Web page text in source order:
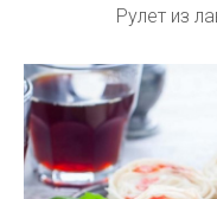
Рулет из